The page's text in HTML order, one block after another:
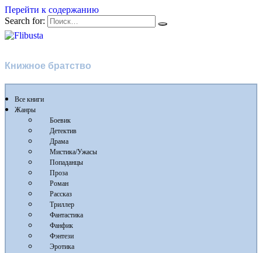
Перейти к содержанию
Search for:
Книжное братство
Все книги
Жанры
Боевик
Детектив
Драма
Мистика/Ужасы
Попаданцы
Проза
Роман
Рассказ
Триллер
Фантастика
Фанфик
Фэнтези
Эротика